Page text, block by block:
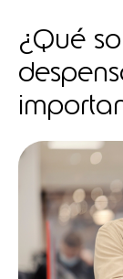
¿Qué